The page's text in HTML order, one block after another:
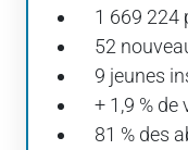
1 669 224
52
9 jeunes
+ 1,9 %
81 % des